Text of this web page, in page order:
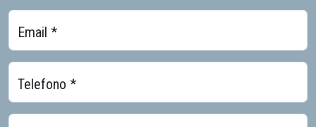
Email *
Telefono *